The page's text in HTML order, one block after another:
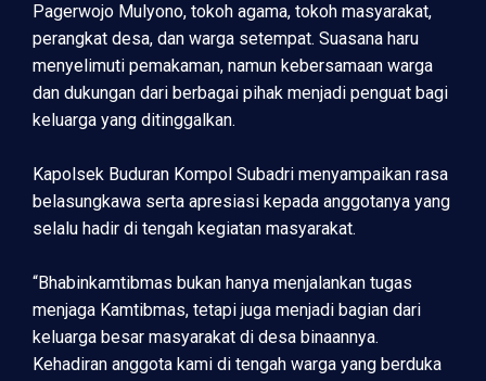
Pagerwojo Mulyono, tokoh agama, tokoh masyarakat,
perangkat desa, dan warga setempat. Suasana haru
menyelimuti pemakaman, namun kebersamaan warga
dan dukungan dari berbagai pihak menjadi penguat bagi
keluarga yang ditinggalkan.
Kapolsek Buduran Kompol Subadri menyampaikan rasa
belasungkawa serta apresiasi kepada anggotanya yang
selalu hadir di tengah kegiatan masyarakat.
“Bhabinkamtibmas bukan hanya menjalankan tugas
menjaga Kamtibmas, tetapi juga menjadi bagian dari
keluarga besar masyarakat di desa binaannya.
Kehadiran anggota kami di tengah warga yang berduka